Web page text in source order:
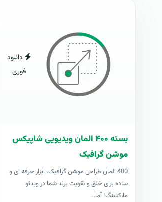
دانلود
فوری
بسته ۴۰۰ المان ویدیویی شاپیکس
موشن گرافیک
400 المان طراحی موشن گرافیک، ابزار حرفه ای و
ساده برای خلق و تقویت برند شما در ویدئو
مارکتینگ! آما..